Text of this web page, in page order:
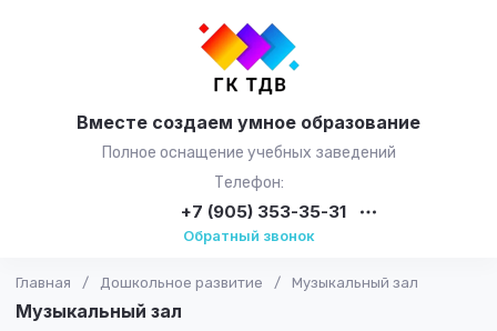
Вместе создаем умное образование
Полное оснащение учебных заведений
Телефон:
+7 (905) 353-35-31
Обратный звонок
Главная / Дошкольное развитие / Музыкальный зал
Музыкальный зал